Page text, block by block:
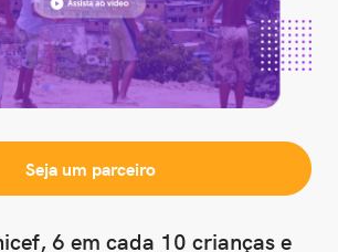
Seja um parceiro
6 em cada 10 crianças e